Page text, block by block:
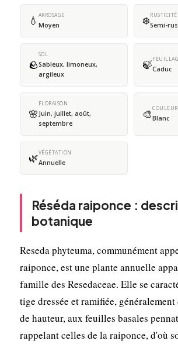
💧 ARROSAGE
Moyen ❄️RUSTICITÉ
Semi-
🪨
SOL
Sableux, limoneux,
argileux
🍃Caduc
🌸
FLORAISON
Juin, juillet, août,
septembre
🎨COULEUR
Blanc
🌿VÉGÉTATION
Annuelle
Réséda raiponce :
botanique
Reseda phyteuma, communément
raiponce, est une plante annuelle
famille des Resedaceae. Elle se
tige dressée et ramifiée,
de hauteur, aux feuilles basales
rappelant celles de la raiponce, d'où